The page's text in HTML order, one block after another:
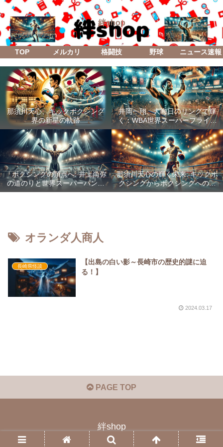
絆shop
TOP メルカリ 格闘技 野球 ニュース速報
那須川天心、キックボクシング
界の新星の軌跡
井岡一翔、大晦日のリングで輝
く：WBA世界スーパーフライ級
防衛戦「Lifetime Boxing Fights
18」
「ボクシングの頂点へ: 井上尚弥
の道のりと世界スーパーバンタ
ム級統一戦の全貌」
那須川天心の輝く未来: キックボ
クシングからボクシングへの成
功した転身
オランダ人商人
長崎県怪談
【出島の白い影～長崎市の歴史的謎に迫
る！】
2024.03.17
PAGE TOP
絆shop
© 2023 絆shop.